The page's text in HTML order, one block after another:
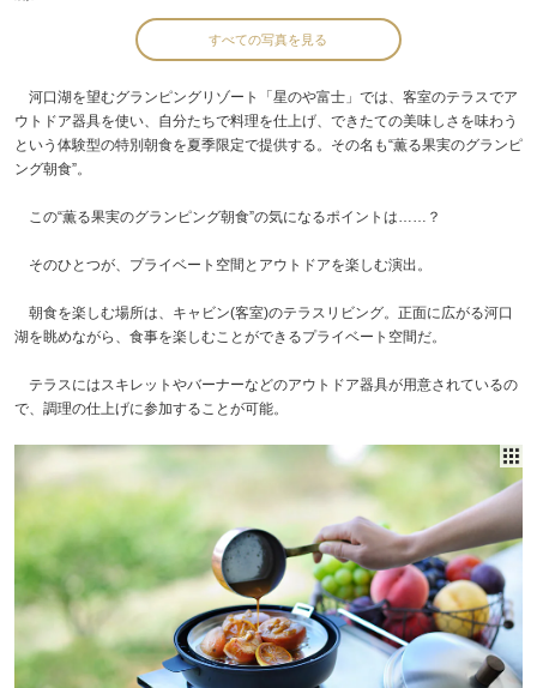
すべての写真を見る
河口湖を望むグランピングリゾート「星のや富士」では、客室のテラスでア
ウトドア器具を使い、自分たちで料理を仕上げ、できたての美味しさを味わう
という体験型の特別朝食を夏季限定で提供する。その名も“薫る果実のグランピ
ング朝食”。
この“薫る果実のグランピング朝食”の気になるポイントは……？
そのひとつが、プライベート空間とアウトドアを楽しむ演出。
朝食を楽しむ場所は、キャビン(客室)のテラスリビング。正面に広がる河口
湖を眺めながら、食事を楽しむことができるプライベート空間だ。
テラスにはスキレットやバーナーなどのアウトドア器具が用意されているの
で、調理の仕上げに参加することが可能。